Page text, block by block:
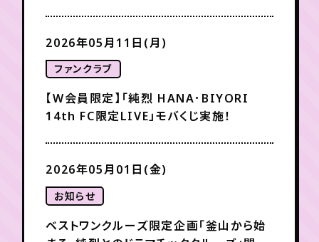
2026年05月11日(月)
ファンクラブ
【W会員限定】「純烈 HANA･BIYORI
14th FC限定LIVE」モバくじ実施！
2026年05月01日(金)
お知らせ
ベストワンクルーズ限定企画「釜山から始